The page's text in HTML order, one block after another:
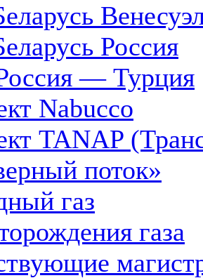
Россия
— Турция
Nabucco
TANAP
поток»
газ
газа